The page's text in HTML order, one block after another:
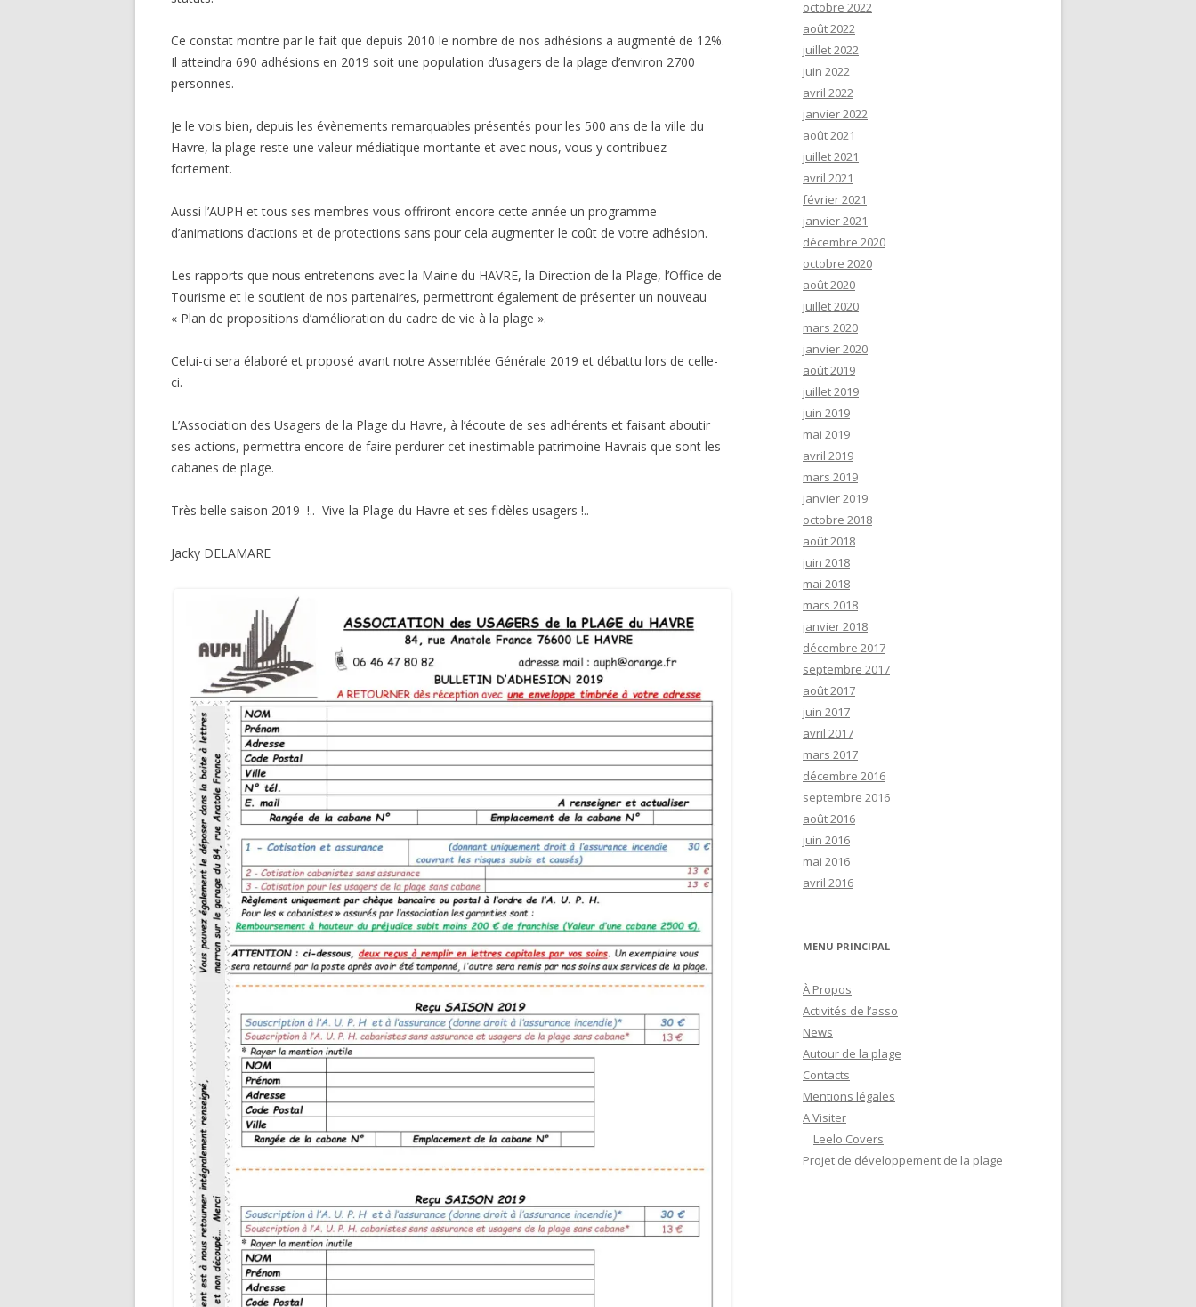
Ce constat montre par le fait que depuis 2010 le nombre de nos adhésions a augmenté de 12%.
Il atteindra 690 adhésions en 2019 soit une population d’usagers de la plage d’environ 2700
personnes.
Je le vois bien, depuis les évènements remarquables présentés pour les 500 ans de la ville du
Havre, la plage reste une valeur médiatique montante et avec nous, vous y contribuez
fortement.
Aussi l’AUPH et tous ses membres vous offriront encore cette année un programme
d’animations d’actions et de protections sans pour cela augmenter le coût de votre adhésion.
Les rapports que nous entretenons avec la Mairie du HAVRE, la Direction de la Plage, l’Office de
Tourisme et le soutient de nos partenaires, permettront également de présenter un nouveau
« Plan de propositions d’amélioration du cadre de vie à la plage ».
Celui-ci sera élaboré et proposé avant notre Assemblée Générale 2019 et débattu lors de celle-
ci.
L’Association des Usagers de la Plage du Havre, à l’écoute de ses adhérents et faisant aboutir
ses actions, permettra encore de faire perdurer cet inestimable patrimoine Havrais que sont les
cabanes de plage.
Très belle saison 2019 !.. Vive la Plage du Havre et ses fidèles usagers !..
Jacky DELAMARE
octobre 2022
août 2022
juillet 2022
juin 2022
avril 2022
janvier 2022
août 2021
juillet 2021
avril 2021
février 2021
janvier 2021
décembre 2020
octobre 2020
août 2020
juillet 2020
mars 2020
janvier 2020
août 2019
juillet 2019
juin 2019
mai 2019
avril 2019
mars 2019
janvier 2019
octobre 2018
août 2018
juin 2018
mai 2018
mars 2018
janvier 2018
décembre 2017
septembre 2017
août 2017
juin 2017
avril 2017
mars 2017
décembre 2016
septembre 2016
août 2016
juin 2016
mai 2016
avril 2016
MENU PRINCIPAL
À Propos
Activités de l’asso
News
Autour de la plage
Contacts
Mentions légales
A Visiter
Leelo Covers
Projet de développement de la plage